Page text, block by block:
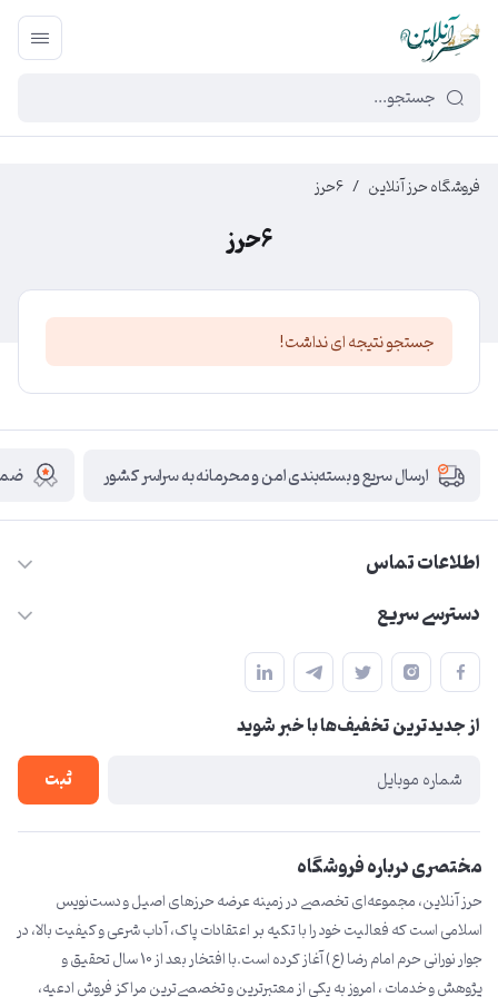
449f43cf-3da2-4422-bb12-2566cb5b8b05
فروشگاه حرز آنلاین / 6حرز
6حرز
جستجو نتیجه ای نداشت!
ارسال سریع و بسته‌بندی امن و محرمانه به سراسر کشور
اطلاعات تماس
09210446578
herzeonline@gmail.com
مشهد مقدس ،خیابان امام رضا(ع) ، حرم مطهر رضوی ، فلکه آب ، بازار
امام رضا (ع)
دسترسی سریع
حساب کاربری
مجله فروشگاه
لیست محصولات
درباره ما
از جدید‌ترین تخفیف‌ها با‌ خبر شوید
ثبت
مختصری درباره فروشگاه
حرز آنلاین، مجموعه‌ای تخصصی در زمینه عرضه حرزهای اصیل و دست‌نویس
اسلامی است که فعالیت خود را با تکیه بر اعتقادات پاک، آداب شرعی و کیفیت بالا، در
جوار نورانی حرم امام رضا (ع) آغاز کرده است.با افتخار بعد از 10 سال تحقیق و
پژوهش و خدمات ، امروز به یکی از معتبرترین و تخصصی‌ترین مراکز فروش ادعیه،